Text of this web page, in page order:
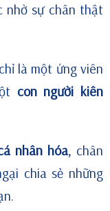
nhờ sự chân thật
là một ứng viên
con người kiên
nhân hóa, chân
chia sẻ những